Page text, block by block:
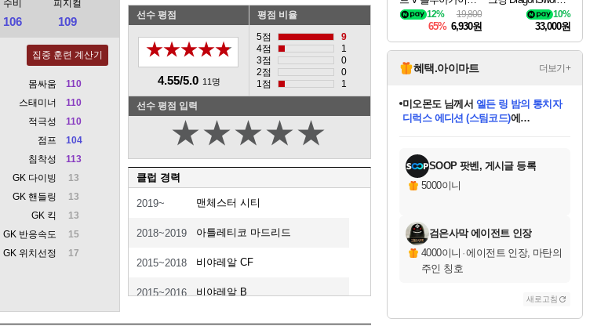
수비
106
피지컬
109
집중 훈련 계산기
몸싸움
110
스태미너
110
적극성
110
점프
104
침착성
113
GK 다이빙
13
GK 핸들링
13
GK 킥
13
GK 반응속도
15
GK 위치선정
17
선수 평점
★★★★★
4.55/5.0 11명
평점 비율
5점
9
4점
1
3점
0
2점
0
1점
1
선수 평점 입력
★★★★★
클럽 경력
2019~ 맨체스터 시티
2018~2019 아틀레티코 마드리드
2015~2018 비야레알 CF
2015~2016 비야레알 B
팩 DJMAX RESPE
CT V Blue Archive P
ack DLC
19,800
12%
65% 6,930원
10%
33,000원
혜택.아이마트 더보기+
교환.
당첨되셨습니다.
당첨되셨습니다.
당첨되셨습니다.
미오몬도님께서 엘든 링 밤의 통치자
디럭스 에디션 (스팀코드)에
당첨되셨습니다.
당첨되셨습니다.
당첨되셨습니다.
에디션 (스팀코드) 를 교환.
당첨되셨습니다.
SOOP 팟벤, 게시글 등록
5000이니
검은사막 에이전트 인장
4000이니 ·에이전트 인장, 마탄의
주인 칭호
새로고침